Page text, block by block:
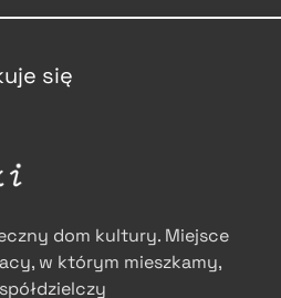
się
dom kultury. Miejsce
w którym mieszkamy,